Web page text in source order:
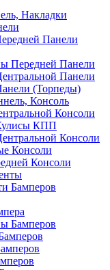
Накладки
Панели
Передней Панели
Панели
(Торпеды)
Консоль
Консоли
КПП
Консоли
Консоли
Консоли
Бамперов
Бамперов